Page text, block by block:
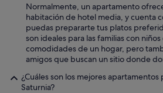
Normalmente, un apartamento
habitación de hotel media, y cuenta
puedas prepararte tus platos
son ideales para las familias con
comodidades de un hogar, pero
amigos que buscan un sitio donde
¿Cuáles son los mejores
Saturnia?